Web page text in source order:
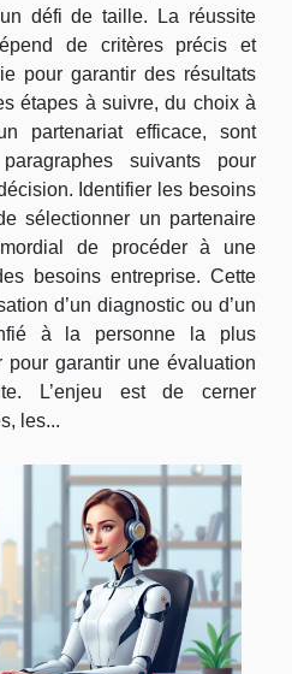
défi de taille. La réussite
de critères précis et
pour garantir des résultats
étapes à suivre, du choix à
partenariat efficace, sont
suivants pour
Identifier les besoins
sélectionner un partenaire
de procéder à une
besoins entreprise. Cette
d’un diagnostic ou d’un
à la personne la plus
pour garantir une évaluation
L’enjeu est de cerner
les...